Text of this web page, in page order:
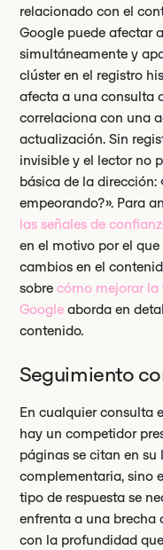
relacionado con el
Google puede afectar
simultáneamente y
clúster en el registro
afecta a una consulta
correlaciona con una
actualización. Sin
invisible y el lector no
básica de la dirección:
empeorando?». Para
las señales de
en el motivo por el
cambios en el
sobrecómo mejorar la
Google aborda en
contenido.
Seguimiento
En cualquier consulta
hay un competidor
páginas se citan en
complementaria, sino
tipo de respuesta se
enfrenta a una brecha
con la profundidad